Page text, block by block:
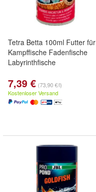
Tetra Betta 100ml Futter für
Kampffische Fadenfische
Labyrinthfische
7,39 € (73,90 €/l)
Kostenloser Versand